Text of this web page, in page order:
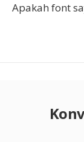
Apakah font